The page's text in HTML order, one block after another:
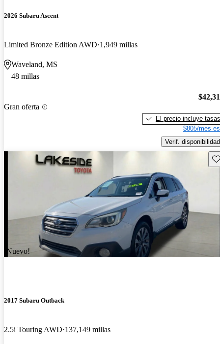
2026 Subaru Ascent
Limited Bronze Edition AWD 1,949 millas
Waveland, MS
48 millas
Gran oferta
El precio incluye tasas
$805/mes
Verif. disponibilidad
¡Nuevo!
2017 Subaru Outback
2.5i Touring AWD 137,149 millas